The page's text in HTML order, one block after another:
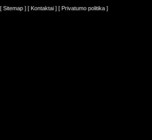
[ Sitemap ] [ Kontaktai ] [ Privatumo politika ]